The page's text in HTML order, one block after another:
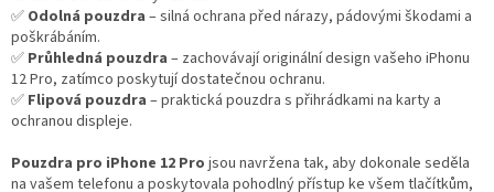
ý
i
s
u
✅ Odolná pouzdra – silná ochrana před nárazy, pádovými škodami a
poškrábáním.
✅ Průhledná pouzdra – zachovávají originální design vašeho iPhonu
12 Pro, zatímco poskytují dostatečnou ochranu.
✅ Flipová pouzdra – praktická pouzdra s přihrádkami na karty a
ochranou displeje.
Pouzdra pro iPhone 12 Pro jsou navržena tak, aby dokonale seděla
na vašem telefonu a poskytovala pohodlný přístup ke všem tlačítkům,